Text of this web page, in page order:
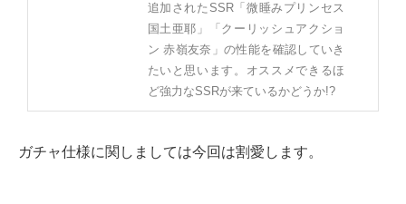
追加されたSSR「微睡みプリンセス
国土亜耶」「クーリッシュアクショ
ン 赤嶺友奈」の性能を確認していき
たいと思います。オススメできるほ
ど強力なSSRが来ているかどうか!?
ガチャ仕様に関しましては今回は割愛します。